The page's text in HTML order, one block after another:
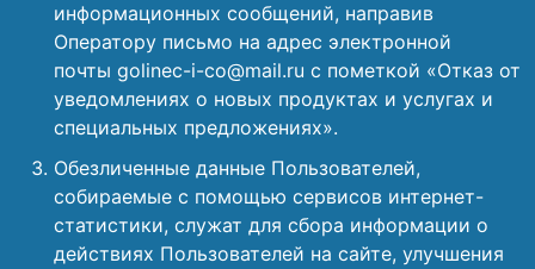
информационных сообщений, направив
Оператору письмо на адрес электронной
почты golinec-i-co@mail.ru с пометкой «Отказ от
уведомлениях о новых продуктах и услугах и
специальных предложениях».
Обезличенные данные Пользователей,
собираемые с помощью сервисов интернет-
статистики, служат для сбора информации о
действиях Пользователей на сайте, улучшения